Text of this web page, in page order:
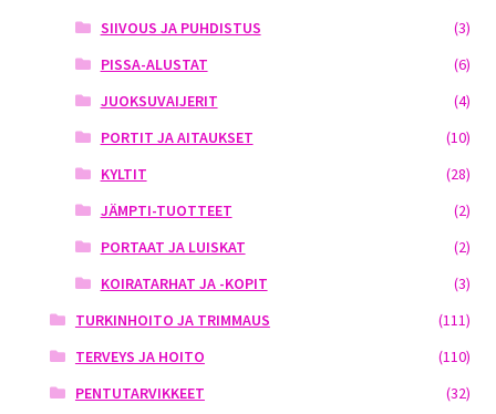
SIIVOUS JA PUHDISTUS
(3)
PISSA-ALUSTAT
(6)
JUOKSUVAIJERIT
(4)
PORTIT JA AITAUKSET
(10)
KYLTIT
(28)
JÄMPTI-TUOTTEET
(2)
PORTAAT JA LUISKAT
(2)
KOIRATARHAT JA -KOPIT
(3)
TURKINHOITO JA TRIMMAUS
(111)
TERVEYS JA HOITO
(110)
PENTUTARVIKKEET
(32)